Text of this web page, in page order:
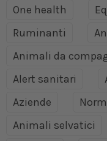
One health
Ruminanti
Animali da
Alert sanitari
Aziende
Animali selvatici